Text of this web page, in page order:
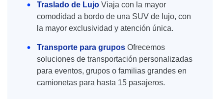
Traslado de Lujo Viaja con la mayor
comodidad a bordo de una SUV de lujo, con
la mayor exclusividad y atención única.
Transporte para grupos Ofrecemos
soluciones de transportación personalizadas
para eventos, grupos o familias grandes en
camionetas para hasta 15 pasajeros.